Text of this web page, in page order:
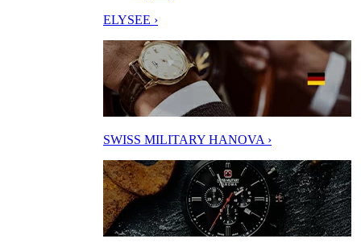
ELYSEE ›
SWISS MILITARY HANOVA ›